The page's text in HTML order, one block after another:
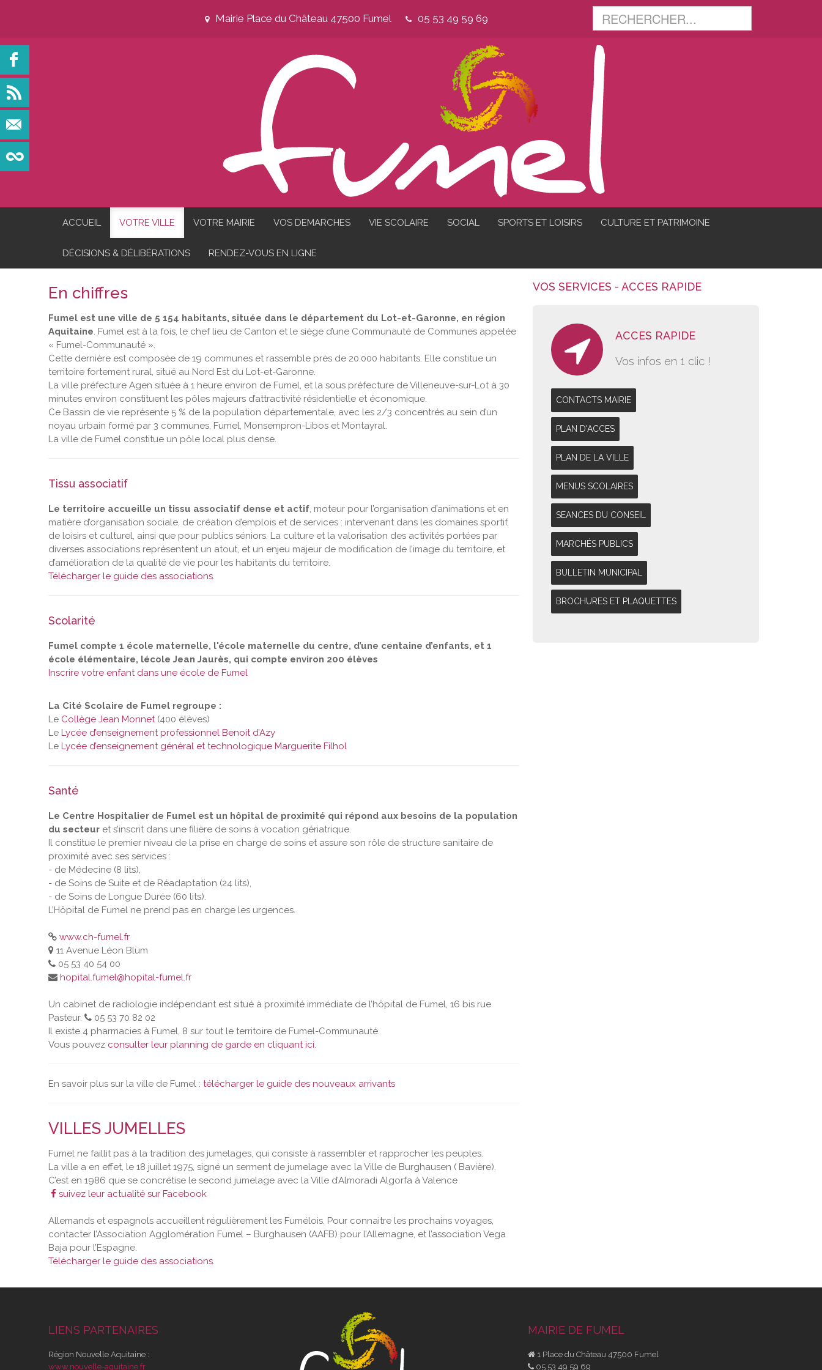
Mairie Place du Château 47500 Fumel 05 53 49 59 69
ACCUEIL VOTRE VILLE VOTRE MAIRIE VOS DEMARCHES VIE SCOLAIRE SOCIAL SPORTS ET LOISIRS CULTURE ET PATRIMOINE
DÉCISIONS & DÉLIBÉRATIONS RENDEZ-VOUS EN LIGNE
En chiffres
Fumel est une ville de 5 154 habitants, située dans le département du Lot-et-Garonne, en région
Aquitaine. Fumel est à la fois, le chef lieu de Canton et le siège d’une Communauté de Communes appelée
« Fumel-Communauté ».
Cette dernière est composée de 19 communes et rassemble près de 20.000 habitants. Elle constitue un
territoire fortement rural, situé au Nord Est du Lot-et-Garonne.
La ville préfecture Agen située à 1 heure environ de Fumel, et la sous préfecture de Villeneuve-sur-Lot à 30
minutes environ constituent les pôles majeurs d’attractivité résidentielle et économique.
Ce Bassin de vie représente 5 % de la population départementale, avec les 2/3 concentrés au sein d’un
noyau urbain formé par 3 communes, Fumel, Monsempron-Libos et Montayral.
La ville de Fumel constitue un pôle local plus dense.
Tissu associatif
Le territoire accueille un tissu associatif dense et actif, moteur pour l’organisation d’animations et en
matière d’organisation sociale, de création d’emplois et de services : intervenant dans les domaines sportif,
de loisirs et culturel, ainsi que pour publics séniors. La culture et la valorisation des activités portées par
diverses associations représentent un atout, et un enjeu majeur de modification de l’image du territoire, et
d’amélioration de la qualité de vie pour les habitants du territoire.
Télécharger le guide des associations.
Scolarité
Fumel compte 1 école maternelle, l'école maternelle du centre, d’une centaine d’enfants, et 1
école élémentaire, lécole Jean Jaurès, qui compte environ 200 élèves
Inscrire votre enfant dans une école de Fumel
La Cité Scolaire de Fumel regroupe :
Le Collège Jean Monnet(400 élèves)
Le Lycée d’enseignement professionnel Benoit d’Azy
Le Lycée d’enseignement général et technologique Marguerite Filhol
Santé
Le Centre Hospitalier de Fumel est un hôpital de proximité qui répond aux besoins de la population
du secteur et s’inscrit dans une filière de soins à vocation gériatrique.
Il constitue le premier niveau de la prise en charge de soins et assure son rôle de structure sanitaire de
proximité avec ses services :
- de Médecine (8 lits),
- de Soins de Suite et de Réadaptation (24 lits),
- de Soins de Longue Durée (60 lits).
L’Hôpital de Fumel ne prend pas en charge les urgences.
www.ch-fumel.fr
11 Avenue Léon Blum
05 53 40 54 00
hopital.fumel@hopital-fumel.fr
Un cabinet de radiologie indépendant est situé à proximité immédiate de l’hôpital de Fumel, 16 bis rue
Pasteur.
05 53 70 82 02
Il existe 4 pharmacies à Fumel, 8 sur tout le territoire de Fumel-Communauté.
Vous pouvez consulter leur planning de garde en cliquant ici.
En savoir plus sur la ville de Fumel : télécharger le guide des nouveaux arrivants
VILLES JUMELLES
Fumel ne faillit pas à la tradition des jumelages, qui consiste à rassembler et rapprocher les peuples.
La ville a en effet, le 18 juillet 1975, signé un serment de jumelage avec la Ville de Burghausen ( Bavière).
C’est en 1986 que se concrétise le second jumelage avec la Ville d’Almoradi Algorfa à Valence
suivez leur actualité sur Facebook
Allemands et espagnols accueillent régulièrement les Fumélois. Pour connaitre les prochains voyages,
contacter l’Association Agglomération Fumel – Burghausen (AAFB) pour l’Allemagne, et l’association Vega
Baja pour l’Espagne.
Télécharger le guide des associations.
VOS SERVICES - ACCES RAPIDE
ACCES RAPIDE
Vos infos en 1 clic !
CONTACTS MAIRIE
PLAN D'ACCES
PLAN DE LA VILLE
MENUS SCOLAIRES
SEANCES DU CONSEIL
MARCHÉS PUBLICS
BULLETIN MUNICIPAL
BROCHURES ET PLAQUETTES
LIENS PARTENAIRES
Région Nouvelle Aquitaine :
www.nouvelle-aquitaine.fr
MAIRIE DE FUMEL
1 Place du Château 47500 Fumel
05 53 49 59 69